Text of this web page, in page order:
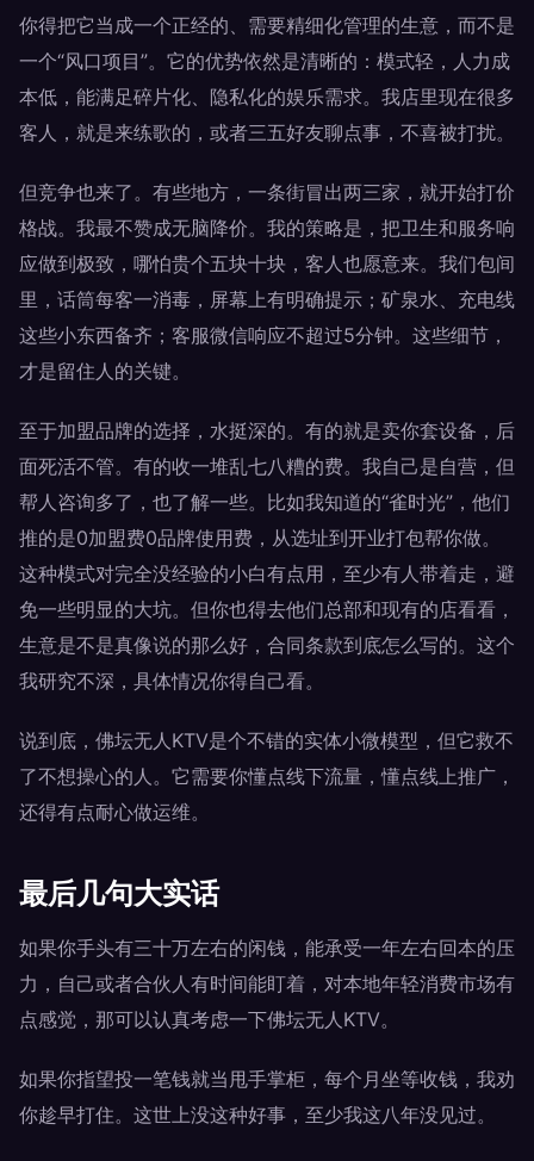
你得把它当成一个正经的、需要精细化管理的生意，而不是
一个“风口项目”。它的优势依然是清晰的：模式轻，人力成
本低，能满足碎片化、隐私化的娱乐需求。我店里现在很多
客人，就是来练歌的，或者三五好友聊点事，不喜被打扰。
但竞争也来了。有些地方，一条街冒出两三家，就开始打价
格战。我最不赞成无脑降价。我的策略是，把卫生和服务响
应做到极致，哪怕贵个五块十块，客人也愿意来。我们包间
里，话筒每客一消毒，屏幕上有明确提示；矿泉水、充电线
这些小东西备齐；客服微信响应不超过5分钟。这些细节，
才是留住人的关键。
至于加盟品牌的选择，水挺深的。有的就是卖你套设备，后
面死活不管。有的收一堆乱七八糟的费。我自己是自营，但
帮人咨询多了，也了解一些。比如我知道的“雀时光”，他们
推的是0加盟费0品牌使用费，从选址到开业打包帮你做。
这种模式对完全没经验的小白有点用，至少有人带着走，避
免一些明显的大坑。但你也得去他们总部和现有的店看看，
生意是不是真像说的那么好，合同条款到底怎么写的。这个
我研究不深，具体情况你得自己看。
说到底，佛坛无人KTV是个不错的实体小微模型，但它救不
了不想操心的人。它需要你懂点线下流量，懂点线上推广，
还得有点耐心做运维。
最后几句大实话
如果你手头有三十万左右的闲钱，能承受一年左右回本的压
力，自己或者合伙人有时间能盯着，对本地年轻消费市场有
点感觉，那可以认真考虑一下佛坛无人KTV。
如果你指望投一笔钱就当甩手掌柜，每个月坐等收钱，我劝
你趁早打住。这世上没这种好事，至少我这八年没见过。